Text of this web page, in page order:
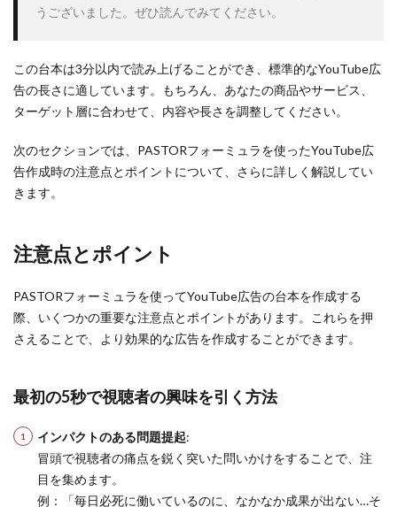
うございました。ぜひ読んでみてください。
この台本は3分以内で読み上げることができ、標準的なYouTube広
告の長さに適しています。もちろん、あなたの商品やサービス、
ターゲット層に合わせて、内容や長さを調整してください。
次のセクションでは、PASTORフォーミュラを使ったYouTube広
告作成時の注意点とポイントについて、さらに詳しく解説してい
きます。
注意点とポイント
PASTORフォーミュラを使ってYouTube広告の台本を作成する
際、いくつかの重要な注意点とポイントがあります。これらを押
さえることで、より効果的な広告を作成することができます。
最初の5秒で視聴者の興味を引く方法
インパクトのある問題提起:
冒頭で視聴者の痛点を鋭く突いた問いかけをすることで、注
目を集めます。
例：「毎日必死に働いているのに、なかなか成果が出ない…そ